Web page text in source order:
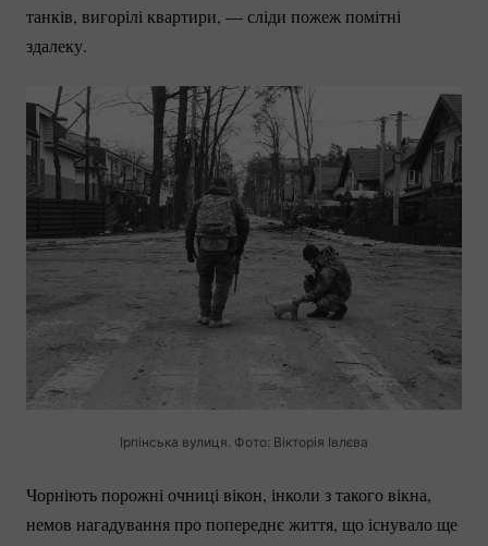
танків, вигорілі квартири, — сліди пожеж помітні
здалеку.
Ірпінська вулиця. Фото: Вікторія Івлєва
Чорніють порожні очниці вікон, інколи з такого вікна,
немов нагадування про попереднє життя, що існувало ще